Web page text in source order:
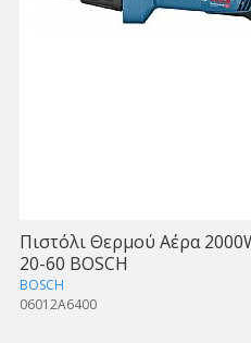
Πιστόλι Θερμού Αέρα
20-60 BOSCH
BOSCH
06012A6400